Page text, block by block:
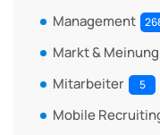
Management
Markt & Meinung
Mitarbeiter 5
Mobile